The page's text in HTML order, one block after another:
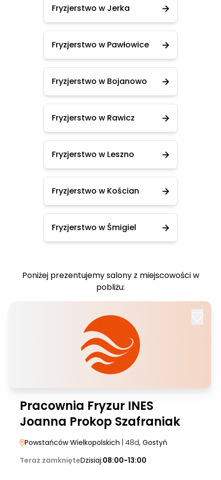
Fryzjerstwo w Jerka
Fryzjerstwo w Pawłowice
Fryzjerstwo w Bojanowo
Fryzjerstwo w Rawicz
Fryzjerstwo w Leszno
Fryzjerstwo w Kościan
Fryzjerstwo w Śmigiel
Poniżej prezentujemy salony z miejscowości w
pobliżu:
Pracownia Fryzur INES
Joanna Prokop Szafraniak
Powstańców Wielkopolskich | 48d, Gostyń
Teraz zamknięteDzisiaj:08:00-13:00